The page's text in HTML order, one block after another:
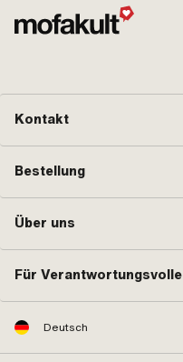
Kontakt
Bestellung
Über uns
Für Verantwortungsvolle
Deutsch